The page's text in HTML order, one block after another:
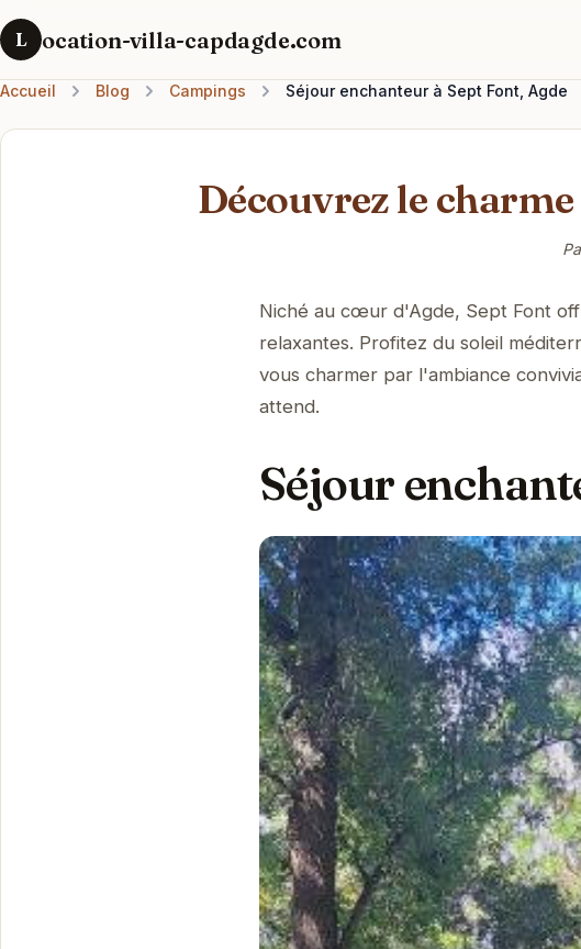
L ocation-villa-capdagde.com
Accueil Blog Campings Séjour enchanteur à Sept Font, Agde
Découvrez le
Niché au cœur d'Agde, Sept Font
relaxantes. Profitez du soleil
vous charmer par l'ambiance
attend.
Séjour